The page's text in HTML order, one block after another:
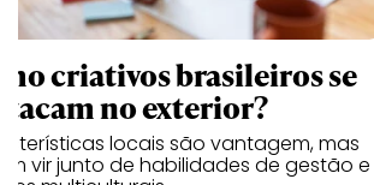
criativos brasileiros se
no exterior?
locais são vantagem, mas
vir junto de habilidades de gestão e